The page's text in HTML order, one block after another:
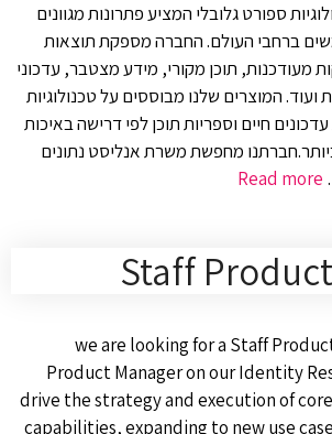
ספורט גלובלי המציע פתרונות מגוונים
ברחבי העולם. החברה מספקת תוצאות
מעודכנות, תוכן מקורי, מידע מצטבר, עדכוני
המוצרים שלנו מבוססים על טכנולוגיות
חיים וספריות תוכן לפי דרישה באיכות
מחפשת משרת אנליסט נתונים
Read more
Staff
we are looking for a Staff
Product Manager on our Identity
drive the strategy and execution of
capabilities, expanding to new use